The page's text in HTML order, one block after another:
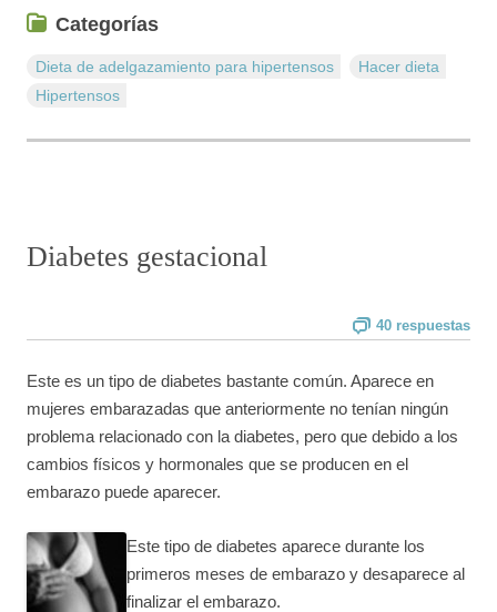
Categorías
Dieta de adelgazamiento para hipertensos
Hacer dieta
Hipertensos
Diabetes gestacional
40 respuestas
Este es un tipo de diabetes bastante común. Aparece en
mujeres embarazadas que anteriormente no tenían ningún
problema relacionado con la diabetes, pero que debido a los
cambios físicos y hormonales que se producen en el
embarazo puede aparecer.
Este tipo de diabetes aparece durante los
primeros meses de embarazo y desaparece al
finalizar el embarazo.